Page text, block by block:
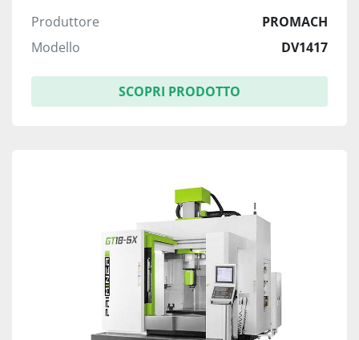
Produttore
PROMACH
Modello
DV1417
SCOPRI PRODOTTO